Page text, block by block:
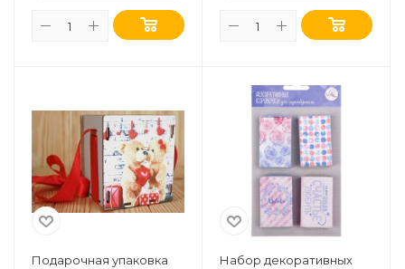
Подарочная упаковка
Набор декоративных